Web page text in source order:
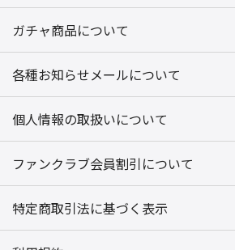
ガチャ商品について
各種お知らせメールについて
個人情報の取扱いについて
ファンクラブ会員割引について
特定商取引法に基づく表示